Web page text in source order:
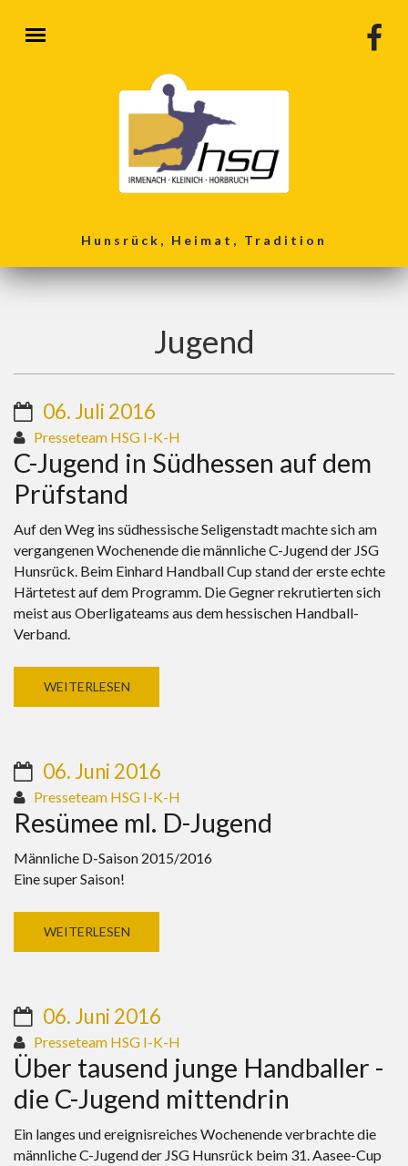
Hunsrück, Heimat, Tradition
Jugend
06. Juli 2016
Presseteam HSG I-K-H
C-Jugend in Südhessen auf dem
Prüfstand
Auf den Weg ins südhessische Seligenstadt machte sich am
vergangenen Wochenende die männliche C-Jugend der JSG
Hunsrück. Beim Einhard Handball Cup stand der erste echte
Härtetest auf dem Programm. Die Gegner rekrutierten sich
meist aus Oberligateams aus dem hessischen Handball-
Verband.
WEITERLESEN
06. Juni 2016
Presseteam HSG I-K-H
Resümee ml. D-Jugend
Männliche D-Saison 2015/2016
Eine super Saison!
WEITERLESEN
06. Juni 2016
Presseteam HSG I-K-H
Über tausend junge Handballer -
die C-Jugend mittendrin
Ein langes und ereignisreiches Wochenende verbrachte die
männliche C-Jugend der JSG Hunsrück beim 31. Aasee-Cup